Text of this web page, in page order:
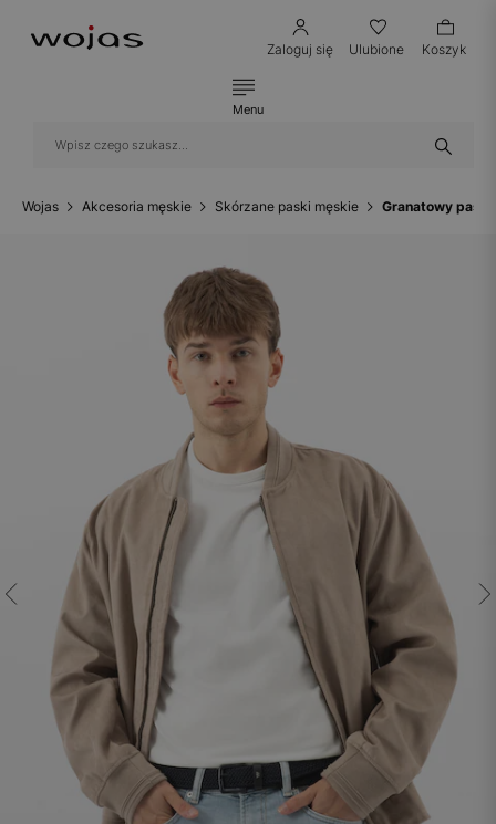
Zaloguj się Ulubione Koszyk
Menu
Wojas Akcesoria męskie Skórzane paski męskie Granatowy